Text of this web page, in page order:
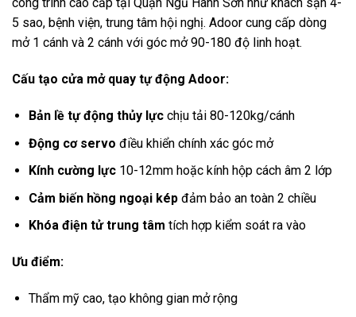
công trình cao cấp tại Quận Ngũ Hành Sơn như khách sạn 4-
5 sao, bệnh viện, trung tâm hội nghị. Adoor cung cấp dòng
mở 1 cánh và 2 cánh với góc mở 90-180 độ linh hoạt.
Cấu tạo cửa mở quay tự động Adoor:
Bản lề tự động thủy lựcchịu tải 80-120kg/cánh
Động cơ servo điều khiển chính xác góc mở
Kính cường lực10-12mm hoặc kính hộp cách âm 2 lớp
Cảm biến hồng ngoại képđảm bảo an toàn 2 chiều
Khóa điện tử trung tâm tích hợp kiểm soát ra vào
Ưu điểm:
Thẩm mỹ cao, tạo không gian mở rộng